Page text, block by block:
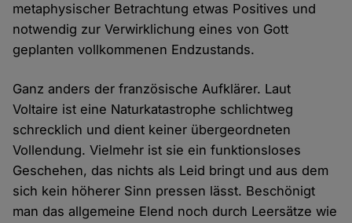
metaphysischer Betrachtung etwas Positives und
notwendig zur Verwirklichung eines von Gott
geplanten vollkommenen Endzustands.
Ganz anders der französische Aufklärer. Laut
Voltaire ist eine Naturkatastrophe schlichtweg
schrecklich und dient keiner übergeordneten
Vollendung. Vielmehr ist sie ein funktionsloses
Geschehen, das nichts als Leid bringt und aus dem
sich kein höherer Sinn pressen lässt. Beschönigt
man das allgemeine Elend noch durch Leersätze wie